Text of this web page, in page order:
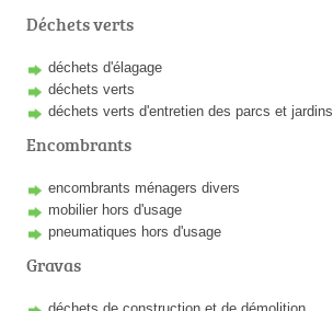
Déchets verts
déchets d'élagage
déchets verts
déchets verts d'entretien des parcs et jardins
Encombrants
encombrants ménagers divers
mobilier hors d'usage
pneumatiques hors d'usage
Gravas